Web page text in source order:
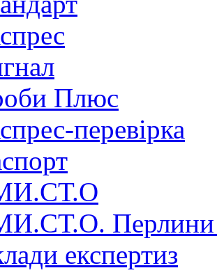
Плюс
перевірка
Перлини
експертиз